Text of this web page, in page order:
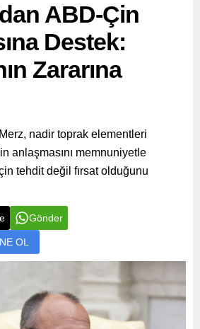
ABD-Çin
Destek:
Zararına
nadir toprak elementleri
anlaşmasını memnuniyetle
tehdit değil fırsat olduğunu
Gönder
OL